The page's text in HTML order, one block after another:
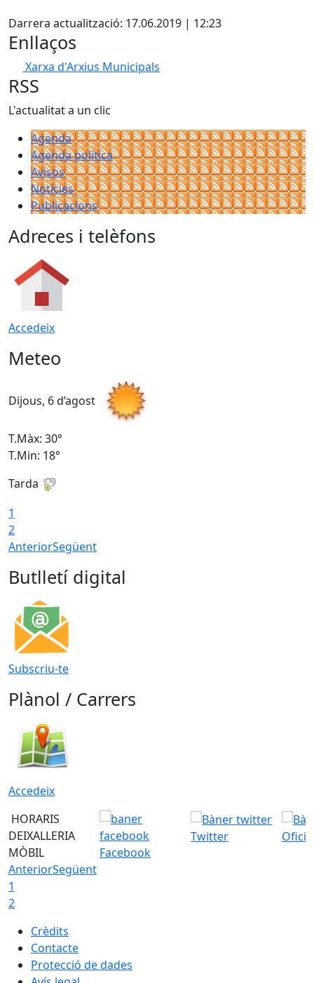
Darrera actualització: 17.06.2019 | 12:23
Enllaços
Xarxa d'Arxius Municipals
RSS
L'actualitat a un clic
Agenda
Agenda política
Avisos
Notícies
Publicacions
Adreces i telèfons
Accedeix
Meteo
Dijous, 6 d’agost
T.Màx: 30°
T.Min: 18°
Tarda
1
2
AnteriorSegüent
Butlletí digital
Subscriu-te
Plànol / Carrers
Accedeix
HORARIS
DEIXALLERIA
MÒBIL
Facebook
Twitter
AnteriorSegüent
1
2
Crèdits
Contacte
Protecció de dades